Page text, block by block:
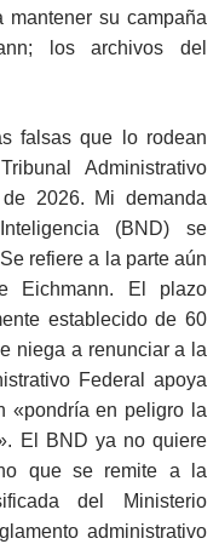
mantener su campaña
los archivos del
falsas que lo rodean
Administrativo
2026. Mi demanda
(BND) se
refiere a la parte aún
Eichmann. El plazo
establecido de 60
niega a renunciar a la
Federal apoya
«pondría en peligro la
El BND ya no quiere
que se remite a la
del Ministerio
administrativo